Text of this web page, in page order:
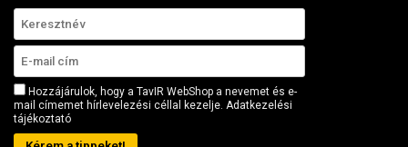
Hozzájárulok, hogy a TavIR WebShop a nevemet és e-
mail címemet hírlevelezési céllal kezelje. Adatkezelési
tájékoztató